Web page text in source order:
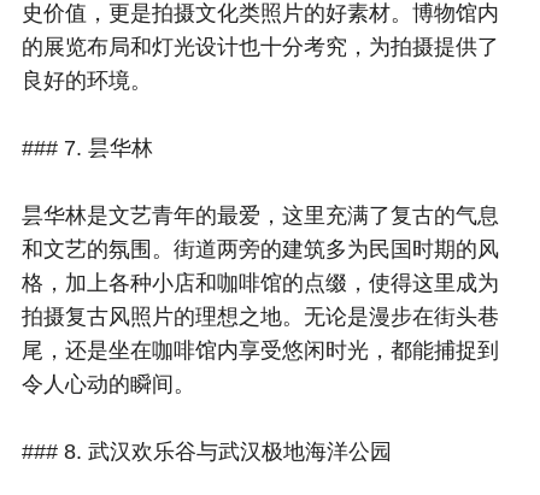
史价值，更是拍摄文化类照片的好素材。博物馆内
的展览布局和灯光设计也十分考究，为拍摄提供了
良好的环境。
### 7. 昙华林
昙华林是文艺青年的最爱，这里充满了复古的气息
和文艺的氛围。街道两旁的建筑多为民国时期的风
格，加上各种小店和咖啡馆的点缀，使得这里成为
拍摄复古风照片的理想之地。无论是漫步在街头巷
尾，还是坐在咖啡馆内享受悠闲时光，都能捕捉到
令人心动的瞬间。
### 8. 武汉欢乐谷与武汉极地海洋公园